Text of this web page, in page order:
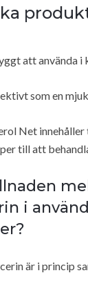
att använda
som en
Net innehåller
till att
i
är i princip